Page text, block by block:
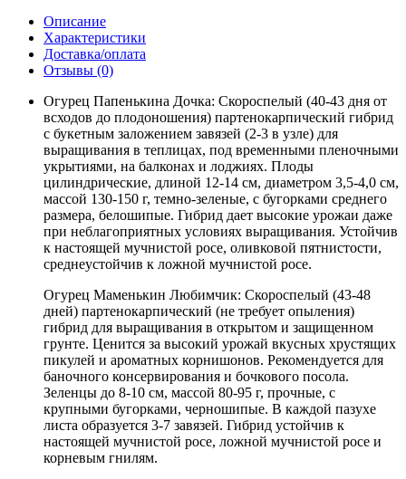
Описание
Характеристики
Доставка/оплата
Отзывы (0)
Огурец Папенькина Дочка: Скороспелый (40-43 дня от
всходов до плодоношения) партенокарпический гибрид
с букетным заложением завязей (2-3 в узле) для
выращивания в теплицах, под временными пленочными
укрытиями, на балконах и лоджиях. Плоды
цилиндрические, длиной 12-14 см, диаметром 3,5-4,0 см,
массой 130-150 г, темно-зеленые, с бугорками среднего
размера, белошипые. Гибрид дает высокие урожаи даже
при неблагоприятных условиях выращивания. Устойчив
к настоящей мучнистой росе, оливковой пятнистости,
среднеустойчив к ложной мучнистой росе.
Огурец Маменькин Любимчик: Скороспелый (43-48
дней) партенокарпический (не требует опыления)
гибрид для выращивания в открытом и защищенном
грунте. Ценится за высокий урожай вкусных хрустящих
пикулей и ароматных корнишонов. Рекомендуется для
баночного консервирования и бочкового посола.
Зеленцы до 8-10 см, массой 80-95 г, прочные, с
крупными бугорками, черношипые. В каждой пазухе
листа образуется 3-7 завязей. Гибрид устойчив к
настоящей мучнистой росе, ложной мучнистой росе и
корневым гнилям.